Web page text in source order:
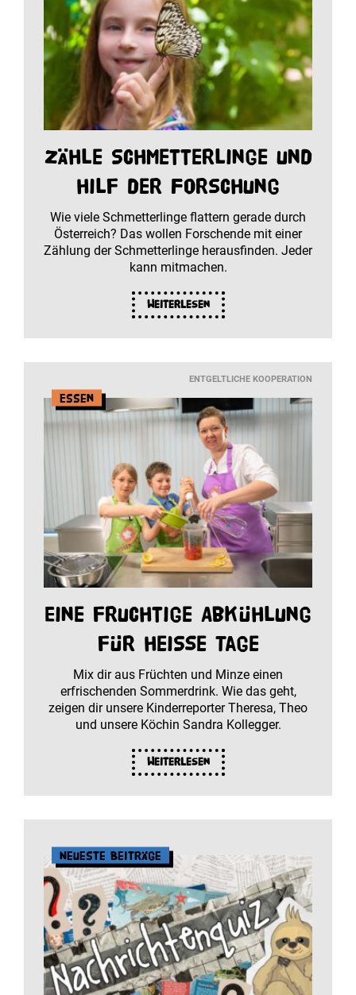
Zähle Schmetterlinge und
hilf der Forschung
Wie viele Schmetterlinge flattern gerade durch
Österreich? Das wollen Forschende mit einer
Zählung der Schmetterlinge herausfinden. Jeder
kann mitmachen.
Weiterlesen
ENTGELTLICHE KOOPERATION
Essen
Eine fruchtige Abkühlung
für heiße Tage
Mix dir aus Früchten und Minze einen
erfrischenden Sommerdrink. Wie das geht,
zeigen dir unsere Kinderreporter Theresa, Theo
und unsere Köchin Sandra Kollegger.
Weiterlesen
Neueste Beiträge